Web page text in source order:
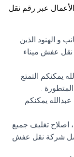
عبر رقم نقل
و الهنود الذين
نقل عفش ميناء
يمكنكم التمتع
.
يمكنكم
اصلاح تغليف جميع
شركة نقل عفش